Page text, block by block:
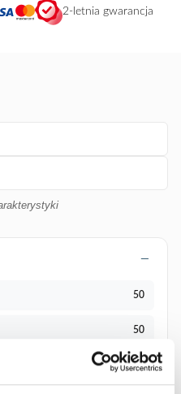
w dziedzinie produkcji
a więc - do zobaczenia!
online, może zostać
2-letnia gwarancja
50
50
600